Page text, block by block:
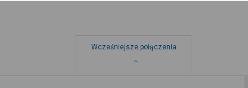
Wcześniejsze połączenia